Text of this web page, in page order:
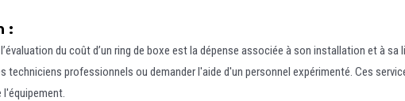
:
du coût d’un ring de boxe est la dépense associée à son installation et à
techniciens professionnels ou demander l'aide d'un personnel expérimenté. Ces